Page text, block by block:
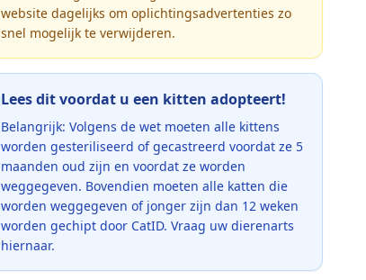
website dagelijks om oplichtingsadvertenties zo
snel mogelijk te verwijderen.
Lees dit voordat u een kitten adopteert!
Belangrijk: Volgens de wet moeten alle kittens
worden gesteriliseerd of gecastreerd voordat ze 5
maanden oud zijn en voordat ze worden
weggegeven. Bovendien moeten alle katten die
worden weggegeven of jonger zijn dan 12 weken
worden gechipt door CatID. Vraag uw dierenarts
hiernaar.